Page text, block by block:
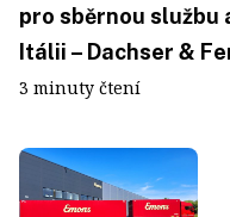
pro sběrnou
Itálii – Dachser &
3 minuty čtení